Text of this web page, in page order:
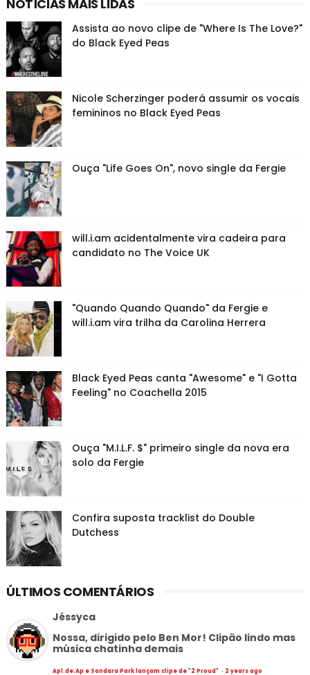
NOTÍCIAS MAIS LIDAS
Assista ao novo clipe de "Where Is The Love?"
do Black Eyed Peas
Nicole Scherzinger poderá assumir os vocais
femininos no Black Eyed Peas
Ouça "Life Goes On", novo single da Fergie
will.i.am acidentalmente vira cadeira para
candidato no The Voice UK
"Quando Quando Quando" da Fergie e
will.i.am vira trilha da Carolina Herrera
Black Eyed Peas canta "Awesome" e "I Gotta
Feeling" no Coachella 2015
Ouça "M.I.L.F. $" primeiro single da nova era
solo da Fergie
Confira suposta tracklist do Double
Dutchess
ÚLTIMOS COMENTÁRIOS
Jéssyca
Nossa, dirigido pelo Ben Mor! Clipão lindo mas
música chatinha demais
Apl.de.Ap e Sandara Park lançam clipe de "2 Proud" · 2 years ago